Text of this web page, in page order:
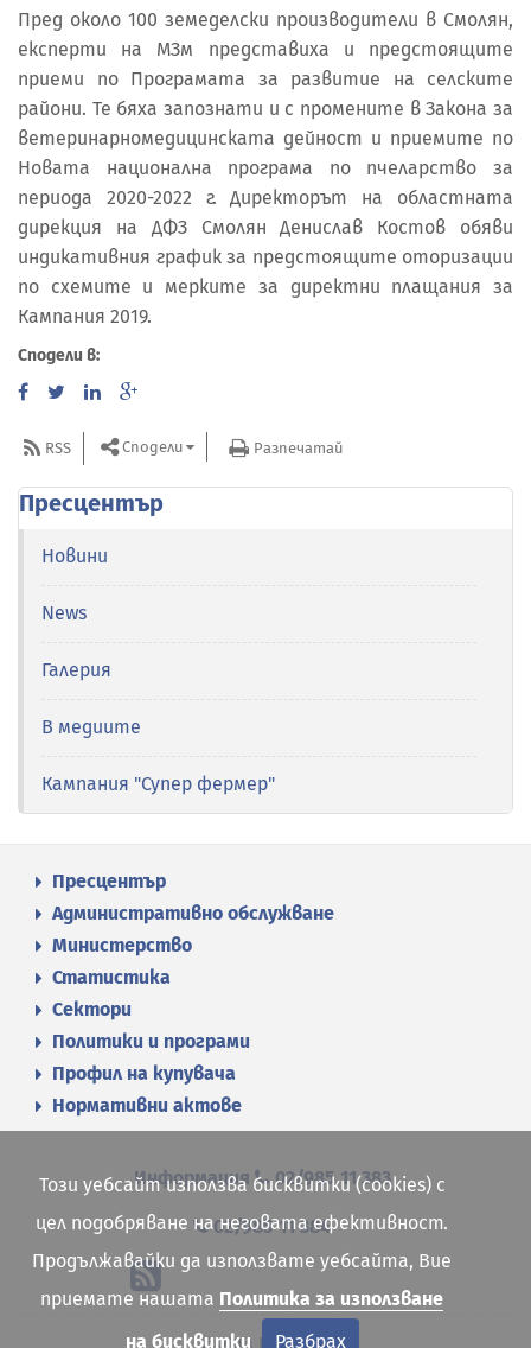
Пред около 100 земеделски производители в Смолян,
експерти на МЗм представиха и предстоящите
приеми по Програмата за развитие на селските
райони. Те бяха запознати и с промените в Закона за
ветеринарномедицинската дейност и приемите по
Новата национална програма по пчеларство за
периода 2020-2022 г. Директорът на областната
дирекция на ДФЗ Смолян Денислав Костов обяви
индикативния график за предстоящите оторизации
по схемите и мерките за директни плащания за
Кампания 2019.
Сподели в:
RSS Сподели Разпечатай
Пресцентър
Новини
News
Галерия
В медиите
Кампания "Супер фермер"
Пресцентър
Административно обслужване
Министерство
Статистика
Сектори
Политики и програми
Профил на купувача
Нормативни актове
Информация 02/985 11 383
02/985 11 384
Карта на сайта
Този уебсайт използва бисквитки (cookies) с
цел подобряване на неговата ефективност.
Продължавайки да използвате уебсайта, Вие
приемате нашата Политика за използване
на бисквитки
Разбрах